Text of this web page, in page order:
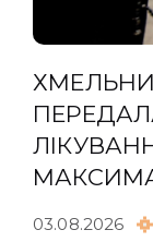
03.08.2026